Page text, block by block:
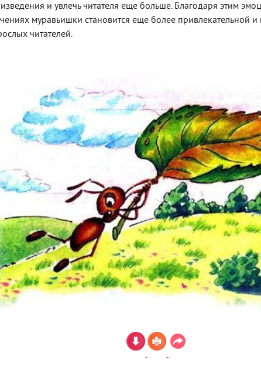
и увлечь читателя еще больше. Благодаря этим
муравьишки становится еще более привлекательной
читателей.